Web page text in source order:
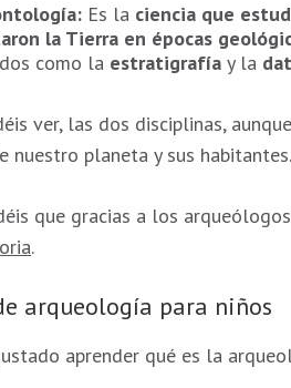
Es la ciencia que
la Tierra en épocas
como la estratigrafía y la
ver, las dos disciplinas,
nuestro planeta y sus habitantes.
que gracias a los
.
arqueología para niños
aprender qué es la